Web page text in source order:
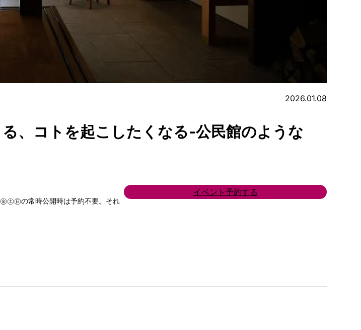
2026.01.08
、コトを起こしたくなる‐公民館のような
㊐の常時公開時は予約不要。それ
イベント予約する